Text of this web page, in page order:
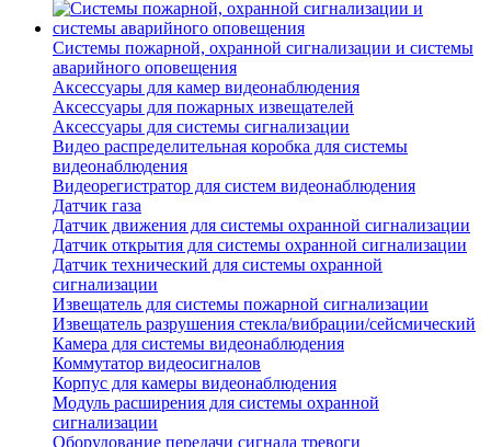
Системы пожарной, охранной сигнализации и системы
аварийного оповещения
Аксессуары для камер видеонаблюдения
Аксессуары для пожарных извещателей
Аксессуары для системы сигнализации
Видео распределительная коробка для системы
видеонаблюдения
Видеорегистратор для систем видеонаблюдения
Датчик газа
Датчик движения для системы охранной сигнализации
Датчик открытия для системы охранной сигнализации
Датчик технический для системы охранной
сигнализации
Извещатель для системы пожарной сигнализации
Извещатель разрушения стекла/вибрации/сейсмический
Камера для системы видеонаблюдения
Коммутатор видеосигналов
Корпус для камеры видеонаблюдения
Модуль расширения для системы охранной
сигнализации
Оборудование передачи сигнала тревоги